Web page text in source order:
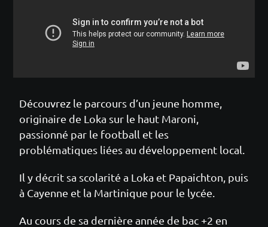
Découvrez le parcours d’un jeune homme,
originaire de Loka sur le haut Maroni,
passionné par le football et les
problématiques liées au développement local.
Il y décrit sa scolarité a Loka et Papaichton, puis
à Cayenne et la Martinique pour le lycée.
Au cours de sa dernière année de bac +2 en